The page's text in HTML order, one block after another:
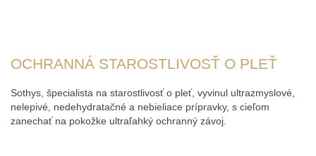
OCHRANNÁ STAROSTLIVOSŤ O PLEŤ
Sothys, špecialista na starostlivosť o pleť, vyvinul ultrazmyslové,
nelepivé, nedehydratačné a nebieliace prípravky, s cieľom
zanechať na pokožke ultraľahký ochranný závoj.